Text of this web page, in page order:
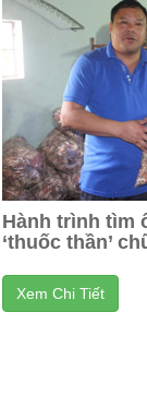
Hành trình tìm
‘thuốc thần’
Xem Chi Tiết